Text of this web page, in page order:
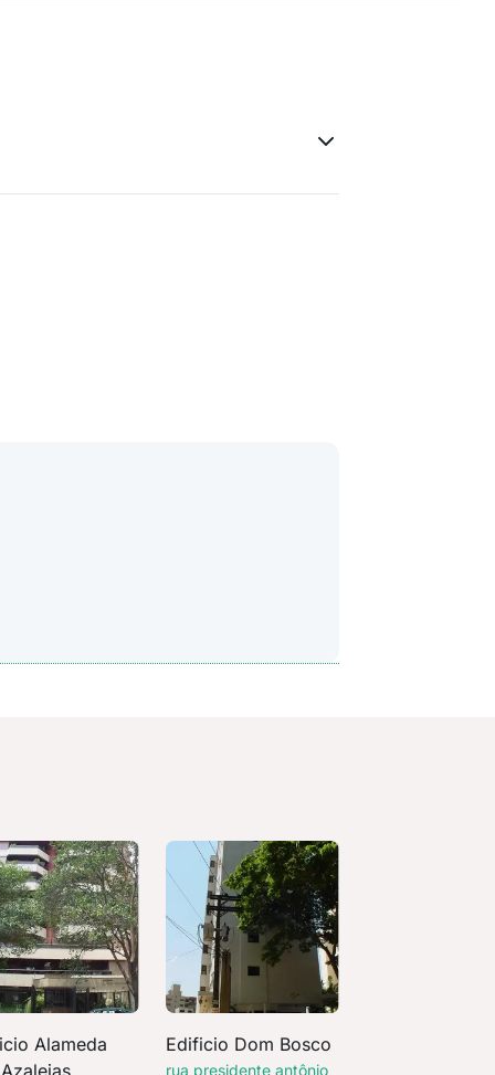
Alameda
Edificio Dom Bosco
rua presidente antônio